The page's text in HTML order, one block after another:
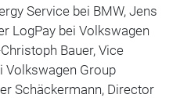
Service bei BMW, Jens
LogPay bei Volkswagen
Bauer, Vice
Volkswagen Group
Schäckermann, Director